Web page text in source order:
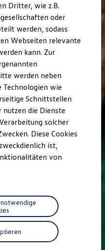
AU
Zubehör
finden
Login und Shop
verbinden
Dritter, wie z.B.
oder
werden, sodass
Webseiten relevante
kann. Zur
werden neben
Technologien wie
Schnittstellen
nutzen die Dienste
solcher
Diese Cookies
ist,
von
notwendige